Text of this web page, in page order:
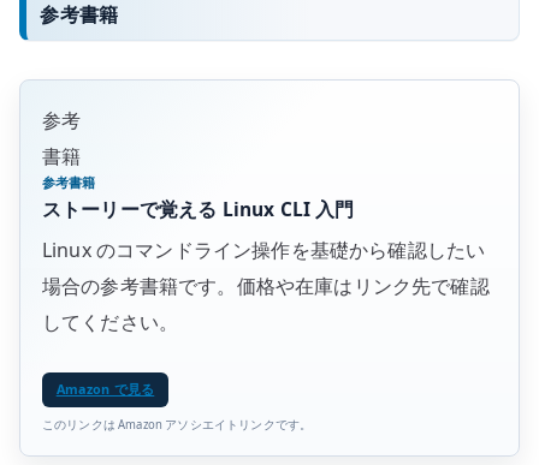
参考書籍
参考
書籍
参考書籍
ストーリーで覚える Linux CLI 入門
Linux のコマンドライン操作を基礎から確認したい
場合の参考書籍です。価格や在庫はリンク先で確認
してください。
Amazon で見る
このリンクは Amazon アソシエイトリンクです。